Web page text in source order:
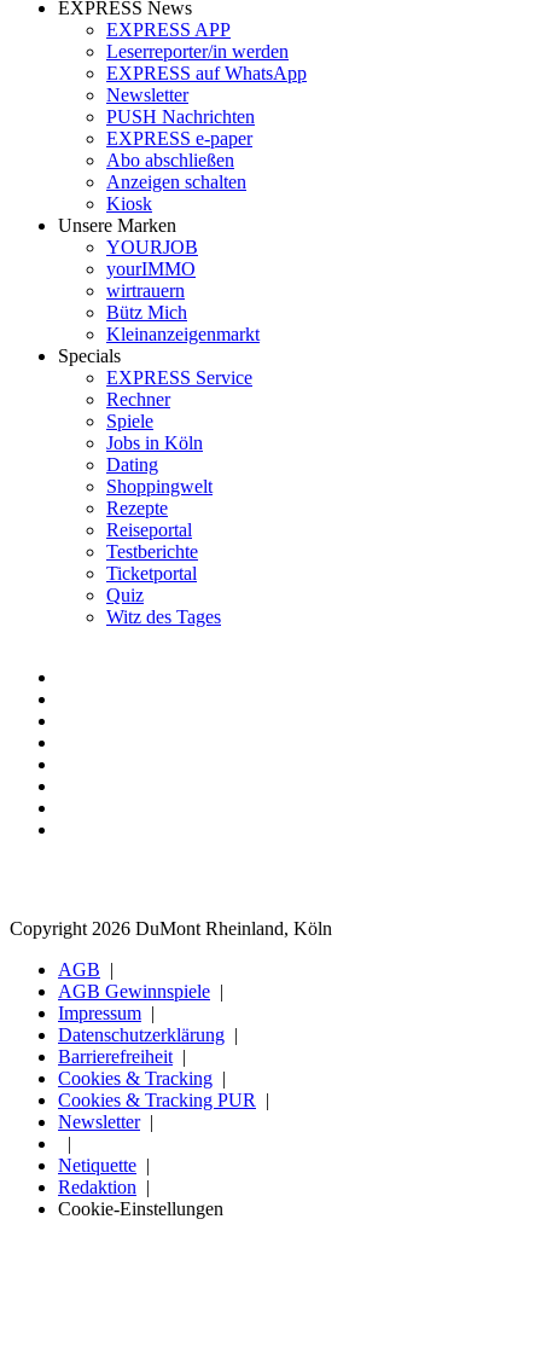
EXPRESS News
EXPRESS APP
Leserreporter/in werden
EXPRESS auf WhatsApp
Newsletter
PUSH Nachrichten
EXPRESS e-paper
Abo abschließen
Anzeigen schalten
Kiosk
Unsere Marken
YOURJOB
yourIMMO
wirtrauern
Bütz Mich
Kleinanzeigenmarkt
Specials
EXPRESS Service
Rechner
Spiele
Jobs in Köln
Dating
Shoppingwelt
Rezepte
Reiseportal
Testberichte
Ticketportal
Quiz
Witz des Tages
Copyright 2026 DuMont Rheinland, Köln
AGB
AGB Gewinnspiele
Impressum
Datenschutzerklärung
Barrierefreiheit
Cookies & Tracking
Cookies & Tracking PUR
Newsletter
Netiquette
Redaktion
Cookie-Einstellungen